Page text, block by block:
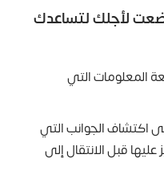
لأجلك لتساعدك
المعلومات التي
اكتشاف الجوانب التي
قبل الانتقال إلى